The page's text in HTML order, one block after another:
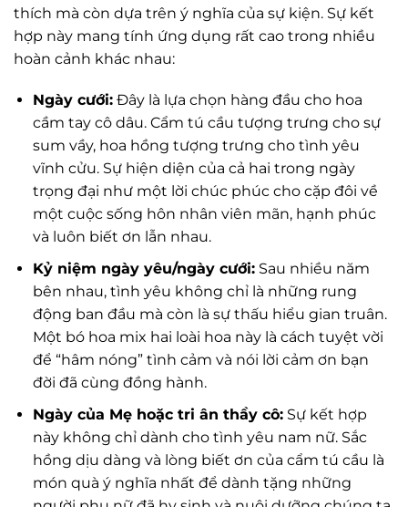
thích mà còn dựa trên ý nghĩa của sự kiện. Sự kết
hợp này mang tính ứng dụng rất cao trong nhiều
hoàn cảnh khác nhau:
Ngày cưới:Đây là lựa chọn hàng đầu cho hoa
cầm tay cô dâu. Cẩm tú cầu tượng trưng cho sự
sum vầy, hoa hồng tượng trưng cho tình yêu
vĩnh cửu. Sự hiện diện của cả hai trong ngày
trọng đại như một lời chúc phúc cho cặp đôi về
một cuộc sống hôn nhân viên mãn, hạnh phúc
và luôn biết ơn lẫn nhau.
Kỷ niệm ngày yêu/ngày cưới:Sau nhiều năm
bên nhau, tình yêu không chỉ là những rung
động ban đầu mà còn là sự thấu hiểu gian truân.
Một bó hoa mix hai loài hoa này là cách tuyệt vời
để “hâm nóng” tình cảm và nói lời cảm ơn bạn
đời đã cùng đồng hành.
Ngày của Mẹ hoặc tri ân thầy cô:Sự kết hợp
này không chỉ dành cho tình yêu nam nữ. Sắc
hồng dịu dàng và lòng biết ơn của cẩm tú cầu là
món quà ý nghĩa nhất để dành tặng những